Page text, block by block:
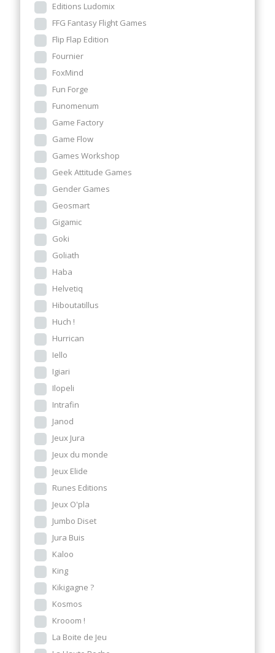
Editions Ludomix
FFG Fantasy Flight Games
Flip Flap Edition
Fournier
FoxMind
Fun Forge
Funomenum
Game Factory
Game Flow
Games Workshop
Geek Attitude Games
Gender Games
Geosmart
Gigamic
Goki
Goliath
Haba
Helvetiq
Hiboutatillus
Huch !
Hurrican
Iello
Igiari
Ilopeli
Intrafin
Janod
Jeux Jura
Jeux du monde
Jeux Elide
Runes Editions
Jeux O'pla
Jumbo Diset
Jura Buis
Kaloo
King
Kikigagne ?
Kosmos
Krooom !
La Boite de Jeu